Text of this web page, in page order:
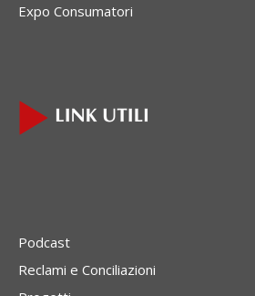
Expo Consumatori
Podcast
Reclami e Conciliazioni